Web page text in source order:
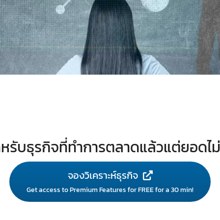
รับธุรกิจที่ทำการตลาดแล้วแต่ยอดไ
จองวิเคราะห์ธุรกิจ
Get access to Premium Features for FREE for a 30 min!